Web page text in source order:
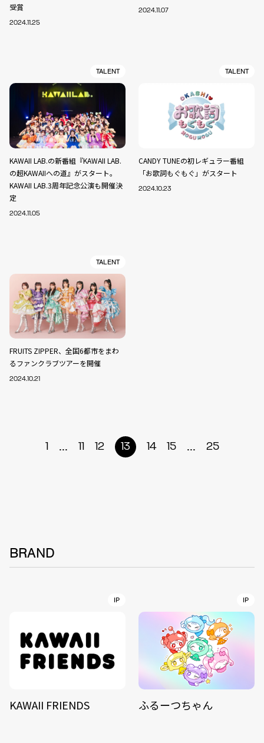
受賞
2024.11.25
2024.11.07
TALENT
KAWAII LAB.の新番組『KAWAII LAB.
の超KAWAIIへの道』がスタート。
KAWAII LAB.3周年記念公演も開催決
定
2024.11.05
TALENT
CANDY TUNEの初レギュラー番組
「お歌詞もぐもぐ」がスタート
2024.10.23
TALENT
FRUITS ZIPPER、全国6都市をまわ
るファンクラブツアーを開催
2024.10.21
1 ... 11 12 13 14 15 ... 25
BRAND
IP
KAWAII FRIENDS
IP
ふるーつちゃん